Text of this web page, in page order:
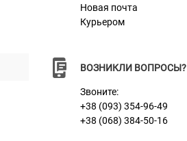
Новая почта
Курьером
ВОЗНИКЛИ ВОПРОСЫ?
Звоните:
+38 (093) 354-96-49
+38 (068) 384-50-16